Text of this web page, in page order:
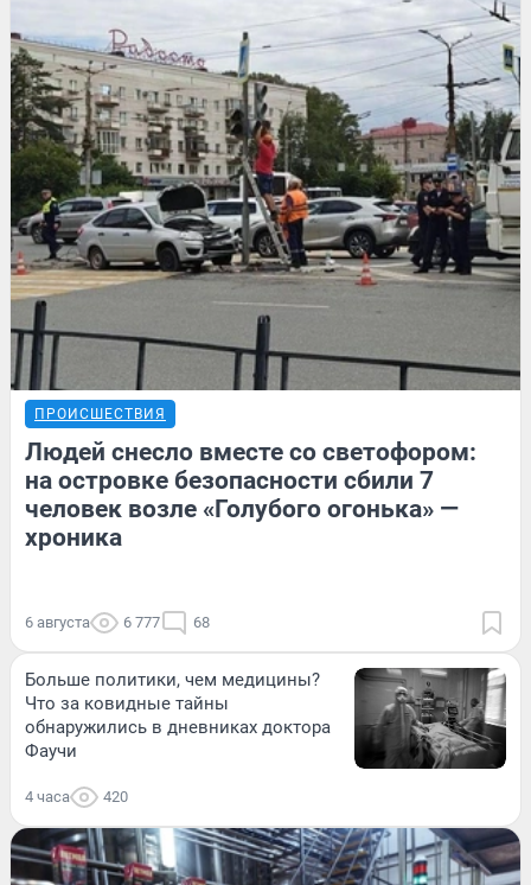
ПРОИСШЕСТВИЯ
Людей снесло вместе со светофором:
на островке безопасности сбили 7
человек возле «Голубого огонька» —
хроника
6 августа 6 777 68
Больше политики, чем медицины?
Что за ковидные тайны
обнаружились в дневниках доктора
Фаучи
4 часа 420